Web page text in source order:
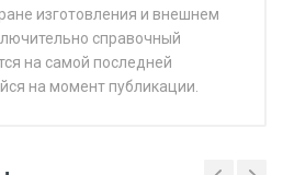
изготовления и внешнем
справочный
на самой последней
на момент публикации.